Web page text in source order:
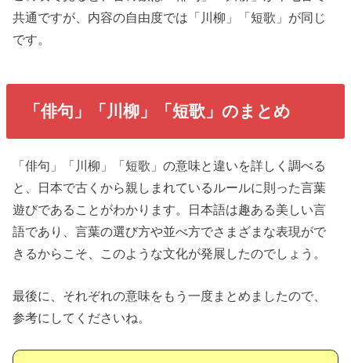
共通ですが、内容の自由度では「川柳」「短歌」が同じ
です。
「俳句」「川柳」「短歌」のまとめ
「俳句」「川柳」「短歌」の意味と違いを詳しく調べる
と、日本で古くから親しまれているルールに則った言葉
遊びであることがわかります。日本語は趣ある美しい言
語であり、言葉の選び方や並べ方でさまざまな表現がで
きるからこそ、このような文化が発展したのでしょう。
最後に、それぞれの意味をもう一度まとめましたので、
参考にしてくださいね。